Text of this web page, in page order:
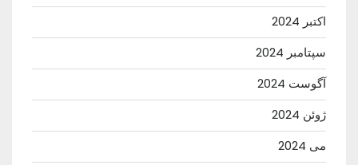
اکتبر 2024
سپتامبر 2024
آگوست 2024
ژوئن 2024
می 2024